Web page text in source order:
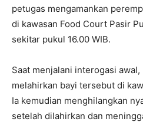
petugas mengamankan
di kawasan Food Court Pasir
sekitar pukul 16.00 WIB.
Saat menjalani interogasi
melahirkan bayi tersebut di
Ia kemudian menghilangkan
setelah dilahirkan dan